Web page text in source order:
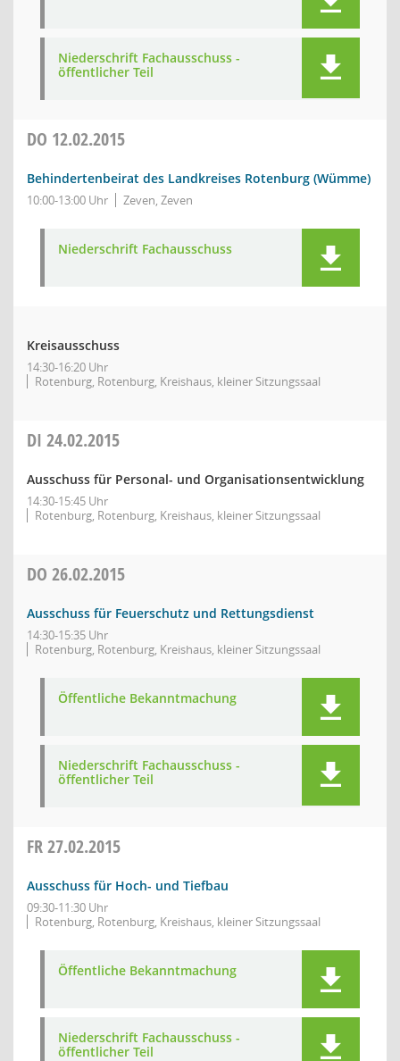
Niederschrift Fachausschuss -
öffentlicher Teil
DO 12.02.2015
Behindertenbeirat des Landkreises Rotenburg (Wümme)
10:00-13:00 Uhr Zeven, Zeven
Niederschrift Fachausschuss
Kreisausschuss
14:30-16:20 Uhr
Rotenburg, Rotenburg, Kreishaus, kleiner Sitzungssaal
DI 24.02.2015
Ausschuss für Personal- und Organisationsentwicklung
14:30-15:45 Uhr
Rotenburg, Rotenburg, Kreishaus, kleiner Sitzungssaal
DO 26.02.2015
Ausschuss für Feuerschutz und Rettungsdienst
14:30-15:35 Uhr
Rotenburg, Rotenburg, Kreishaus, kleiner Sitzungssaal
Öffentliche Bekanntmachung
Niederschrift Fachausschuss -
öffentlicher Teil
FR27.02.2015
Ausschuss für Hoch- und Tiefbau
09:30-11:30 Uhr
Rotenburg, Rotenburg, Kreishaus, kleiner Sitzungssaal
Öffentliche Bekanntmachung
Niederschrift Fachausschuss -
öffentlicher Teil